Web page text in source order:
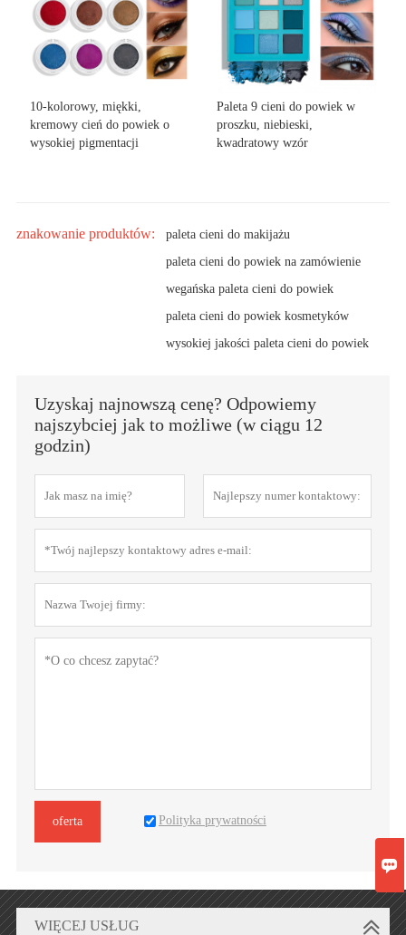
10-kolorowy, miękki,
kremowy cień do powiek o
wysokiej pigmentacji
Paleta 9 cieni do powiek w
proszku, niebieski,
kwadratowy wzór
znakowanie produktów:
paleta cieni do makijażu
paleta cieni do powiek na zamówienie
wegańska paleta cieni do powiek
paleta cieni do powiek kosmetyków
wysokiej jakości paleta cieni do powiek
Uzyskaj najnowszą cenę? Odpowiemy
najszybciej jak to możliwe (w ciągu 12
godzin)
oferta Polityka prywatności
WIĘCEJ USŁUG
